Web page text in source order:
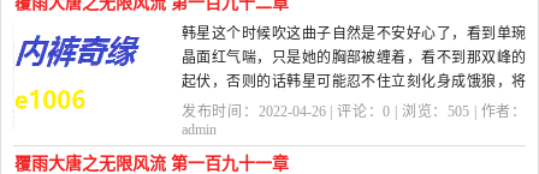
韩星这个时候吹这曲子自然是不安好心了，看到单琬
晶面红气喘，只是她的胸部被缠着，看不到那双峰的
起伏，否则的话韩星可能忍不住立刻化身成饿狼，将
她推倒，然后做...
发布时间：2022-04-26 | 评论：0 | 浏览：505 | 作者：
admin
覆雨大唐之无限风流 第一百九十一章